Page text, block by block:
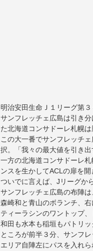
明治安田生命Ｊ１リーグ第
サンフレッチェ広島は引き
た北海道コンサドーレ札幌は
この大一番でサンフレッチ
択。「我々の最大値を引き出
一方の北海道コンサドーレ
ンスを生かしてACLの扉を開
ついでに言えば、Jリーグか
サンフレッチェ広島の布陣
森崎和と青山のボランチ、
ティーラシンのワントップ
和田も水本も稲垣もパトリ
ところが前半３分、サンフ
エリア自陣左にパスを入れ